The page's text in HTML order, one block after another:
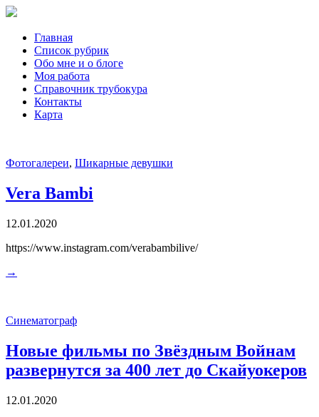
Главная
Список рубрик
Обо мне и о блоге
Моя работа
Справочник трубокура
Контакты
Карта
Фотогалереи, Шикарные девушки
Vera Bambi
12.01.2020
https://www.instagram.com/verabambilive/
→
Синематограф
Новые фильмы по Звёздным Войнам
развернутся за 400 лет до Скайуокеров
12.01.2020